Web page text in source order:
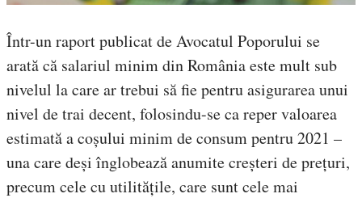
Într-un raport publicat de Avocatul Poporului se
arată că salariul minim din România este mult sub
nivelul la care ar trebui să fie pentru asigurarea unui
nivel de trai decent, folosindu-se ca reper valoarea
estimată a coșului minim de consum pentru 2021 –
una care deși înglobează anumite creșteri de prețuri,
precum cele cu utilitățile, care sunt cele mai